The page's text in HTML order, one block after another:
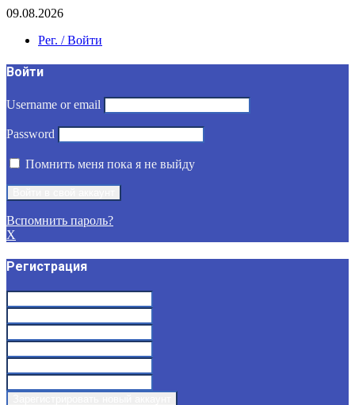
09.08.2026
Рег. / Войти
Войти
Username or email
Password
Помнить меня пока я не выйду
Вспомнить пароль?
X
Регистрация